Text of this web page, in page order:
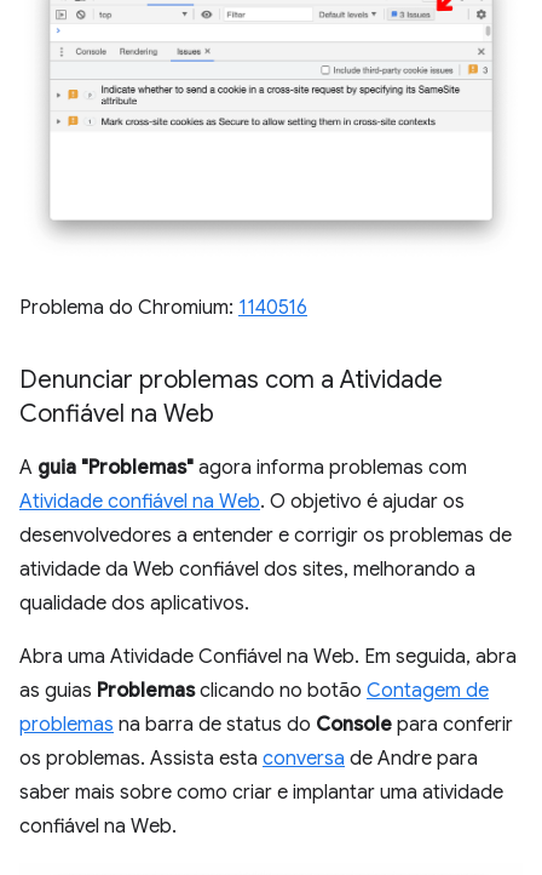
Problema do Chromium: 1140516
Denunciar problemas com a Atividade
Confiável na Web
A guia "Problemas" agora informa problemas com
Atividade confiável na Web. O objetivo é ajudar os
desenvolvedores a entender e corrigir os problemas de
atividade da Web confiável dos sites, melhorando a
qualidade dos aplicativos.
Abra uma Atividade Confiável na Web. Em seguida, abra
as guias Problemasclicando no botão Contagem de
problemas na barra de status do Console para conferir
os problemas. Assista esta conversa de Andre para
saber mais sobre como criar e implantar uma atividade
confiável na Web.